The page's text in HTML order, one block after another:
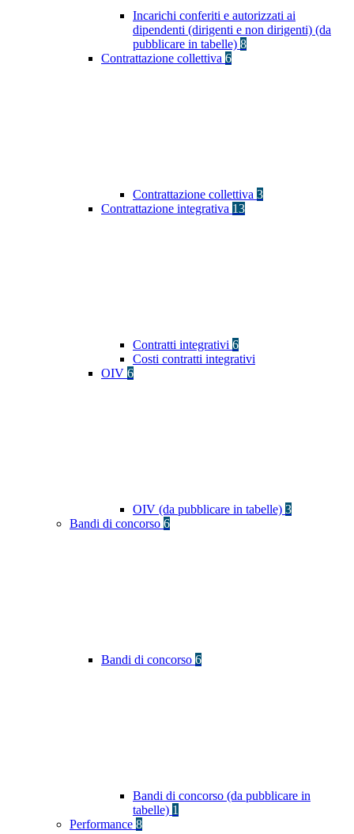
Incarichi conferiti e autorizzati ai
dipendenti (dirigenti e non dirigenti) (da
pubblicare in tabelle) 8
Contrattazione collettiva 6
Contrattazione collettiva 3
Contrattazione integrativa 13
Contratti integrativi 6
Costi contratti integrativi
OIV 6
OIV (da pubblicare in tabelle) 3
Bandi di concorso 6
Bandi di concorso 6
Bandi di concorso (da pubblicare in
tabelle) 1
Performance 8